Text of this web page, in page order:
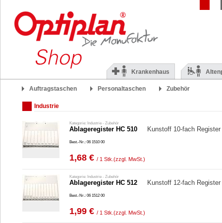
Krankenhaus
Auftragstaschen Personaltaschen Zubehör
Industrie
Kategorie: Industrie - Zubehör
Ablageregister HC 510 Kunstoff 10-fach
Best.-Nr.: 06 1510 00
1,68 € / 1 Stk. (zzgl. MwSt.)
Kategorie: Industrie - Zubehör
Ablageregister HC 512 Kunstoff 12-fach
Best.-Nr.: 06 1512 00
1,99 € / 1 Stk. (zzgl. MwSt.)